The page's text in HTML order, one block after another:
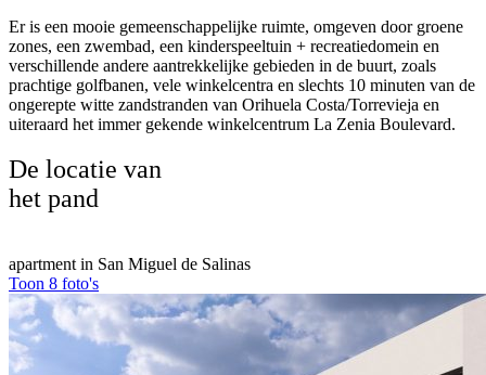
Er is een mooie gemeenschappelijke ruimte, omgeven door groene
zones, een zwembad, een kinderspeeltuin + recreatiedomein en
verschillende andere aantrekkelijke gebieden in de buurt, zoals
prachtige golfbanen, vele winkelcentra en slechts 10 minuten van de
ongerepte witte zandstranden van Orihuela Costa/Torrevieja en
uiteraard het immer gekende winkelcentrum La Zenia Boulevard.
De locatie van
het pand
apartment in San Miguel de Salinas
Toon 8 foto's